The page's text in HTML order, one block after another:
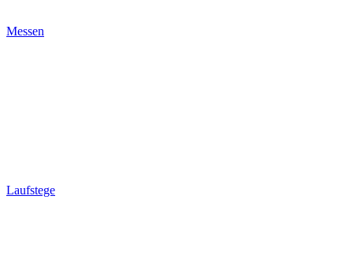
Messen
Laufstege